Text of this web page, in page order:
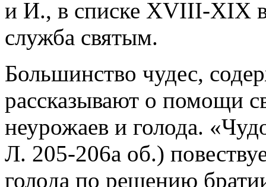
и И., в списке XVIII-XIX
служба святым.
Большинство чудес,
рассказывают о помощи
неурожаев и голода.
Л. 205-206а об.)
голода по решению